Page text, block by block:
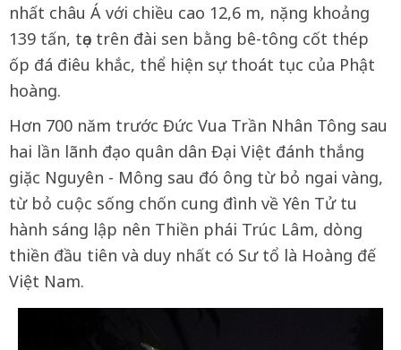
nhất châu Á với chiều cao 12,6 m, nặng khoảng
139 tấn, tọa trên đài sen bằng bê-tông cốt thép
ốp đá điêu khắc, thể hiện sự thoát tục của Phật
hoàng.
Hơn 700 năm trước Đức Vua Trần Nhân Tông sau
hai lần lãnh đạo quân dân Đại Việt đánh thắng
giặc Nguyên - Mông sau đó ông từ bỏ ngai vàng,
từ bỏ cuộc sống chốn cung đình về Yên Tử tu
hành sáng lập nên Thiền phái Trúc Lâm, dòng
thiền đầu tiên và duy nhất có Sư tổ là Hoàng đế
Việt Nam.